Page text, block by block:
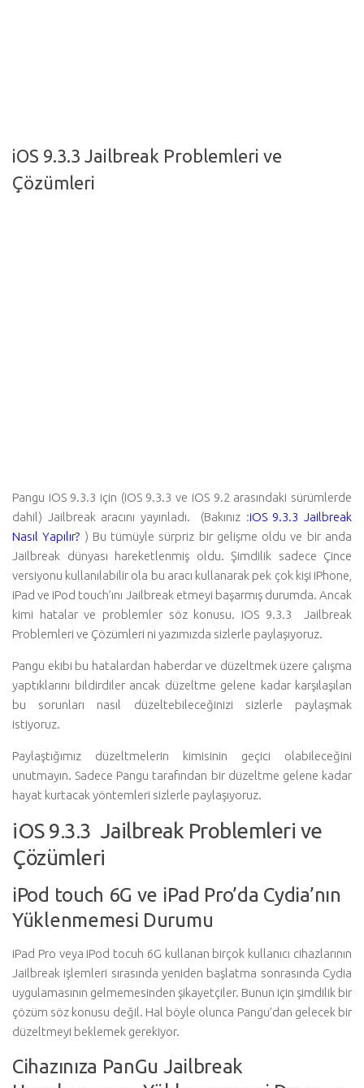
Cilt-Güzellik
iOS 9.3.3 Jailbreak Problemleri ve
Çözümleri
Pangu iOS 9.3.3 için (iOS 9.3.3 ve iOS 9.2 arasındaki sürümlerde
dahil) Jailbreak aracını yayınladı. (Bakınız :iOS 9.3.3 Jailbreak
Nasıl Yapılır? ) Bu tümüyle sürpriz bir gelişme oldu ve bir anda
Jailbreak dünyası hareketlenmiş oldu. Şimdilik sadece Çince
versiyonu kullanılabilir ola bu aracı kullanarak pek çok kişi iPhone,
iPad ve iPod touch’ını Jailbreak etmeyi başarmış durumda. Ancak
kimi hatalar ve problemler söz konusu. iOS 9.3.3 Jailbreak
Problemleri ve Çözümleri ni yazımızda sizlerle paylaşıyoruz.
Pangu ekibi bu hatalardan haberdar ve düzeltmek üzere çalışma
yaptıklarını bildirdiler ancak düzeltme gelene kadar karşılaşılan
bu sorunları nasıl düzeltebileceğinizi sizlerle paylaşmak
istiyoruz.
Paylaştığımız düzeltmelerin kimisinin geçici olabileceğini
unutmayın. Sadece Pangu tarafından bir düzeltme gelene kadar
hayat kurtacak yöntemleri sizlerle paylaşıyoruz.
iOS 9.3.3 Jailbreak Problemleri ve
Çözümleri
iPod touch 6G ve iPad Pro’da Cydia’nın
Yüklenmemesi Durumu
iPad Pro veya iPod tocuh 6G kullanan birçok kullanıcı cihazlarının
Jailbreak işlemleri sırasında yeniden başlatma sonrasında Cydia
uygulamasının gelmemesinden şikayetçiler. Bunun için şimdilik bir
çözüm söz konusu değil. Hal böyle olunca Pangu’dan gelecek bir
düzeltmeyi beklemek gerekiyor.
Cihazınıza PanGu Jailbreak